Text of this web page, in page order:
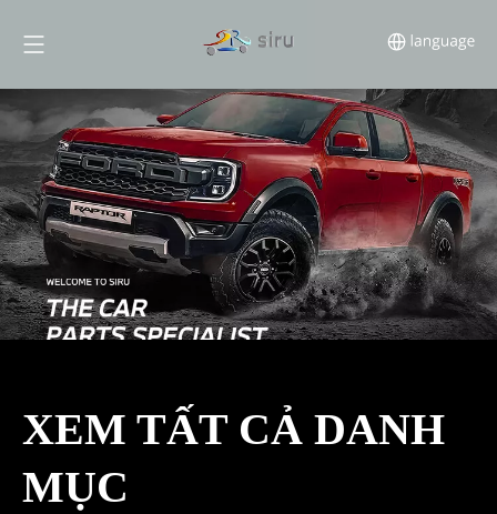
XEM TẤT CẢ DANH
MỤC